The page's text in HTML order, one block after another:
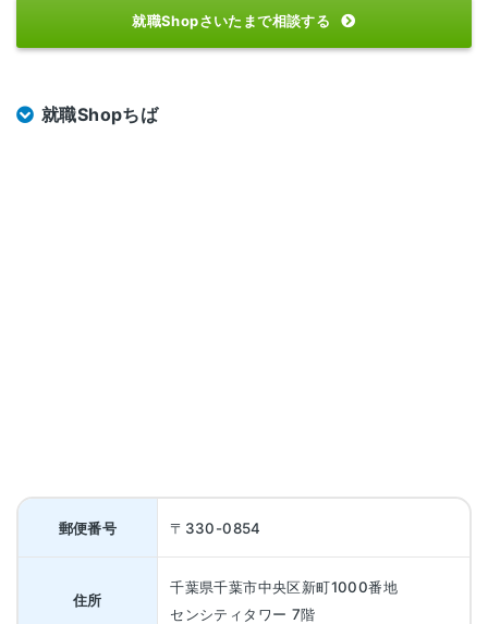
就職Shopさいたまで相談する
就職Shopちば
郵便番号 〒330-0854
住所
千葉県千葉市中央区新町1000番地
センシティタワー 7階